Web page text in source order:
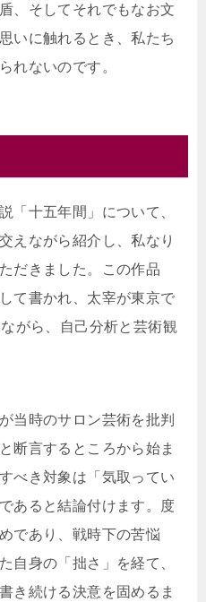
、そしてそれでもなお文
いに触れるとき、私たち
れないのです。
「十五年間」について、
えながら紹介し、私なり
だきました。この作品
て書かれ、太宰が東京で
がら、自己分析と芸術観
当時のサロン芸術を批判
断言するところから始ま
べき対象は「気取ってい
あると結論付けます。度
であり、戦時下の苦悩
自身の「拙さ」を経て、
き続ける決意を固めるま